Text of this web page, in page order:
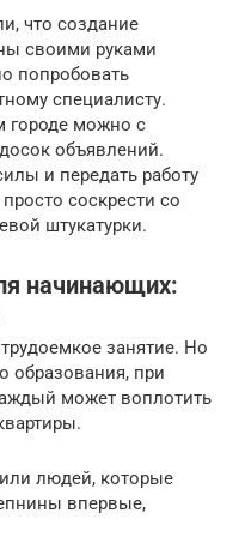
что создание
своими руками
попробовать
специалисту.
городе можно с
объявлений.
и передать работу
соскрести со
штукатурки.
начинающих:
занятие. Но
образования, при
может воплотить
людей, которые
впервые,